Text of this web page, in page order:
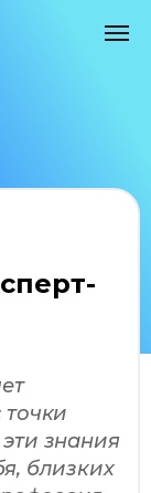
точки
знания
близких